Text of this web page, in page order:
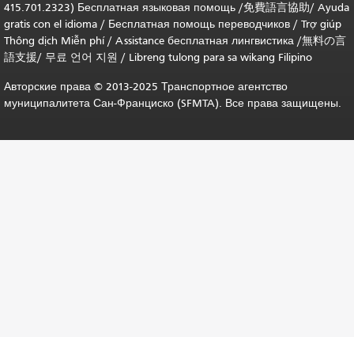
415.701.2323) Бесплатная языковая помощь /免費語言協助/ Ayuda
gratis con el idioma / Бесплатная помощь переводчиков / Trợ giúp
Thông dịch Miễn phí/ Assistance бесплатная лингвистика /無料の言
語支援/ 무료 언어 지원 / Libreng tulong para sa wikang Filipino
Авторские права © 2013-2025 Транспортное агентство
муниципалитета Сан-Франциско (SFMTA). Все права защищены.